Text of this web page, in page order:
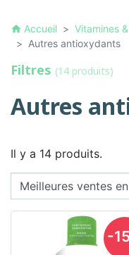
home Accueil Vitamines
Autres antioxydants
Filtres (14 produits)
Autres
Il y a 14 produits.
-